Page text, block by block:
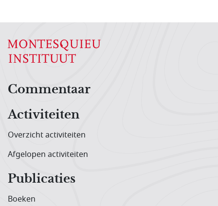
Hoofdnavigatiemenu
Commentaar
Activiteiten
Overzicht activiteiten
Afgelopen activiteiten
Publicaties
Boeken